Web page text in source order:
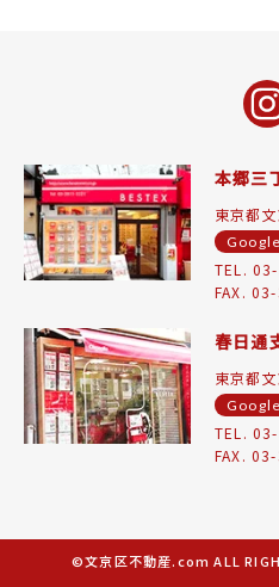
本郷三
東京都
TEL.
FAX.
春日通
東京都
TEL.
FAX.
©文京区不動産.com ALL